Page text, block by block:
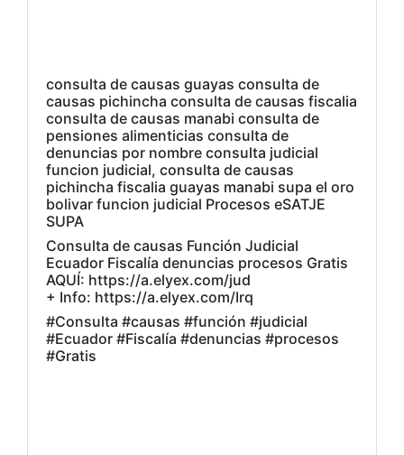
consulta de causas guayas consulta de
causas pichincha consulta de causas fiscalia
consulta de causas manabi consulta de
pensiones alimenticias consulta de
denuncias por nombre consulta judicial
funcion judicial, consulta de causas
pichincha fiscalia guayas manabi supa el oro
bolivar funcion judicial Procesos eSATJE
SUPA
Consulta de causas Función Judicial
Ecuador Fiscalía denuncias procesos Gratis
AQUÍ: https://a.elyex.com/jud
+ Info: https://a.elyex.com/Irq
#Consulta #causas #función #judicial
#Ecuador #Fiscalía #denuncias #procesos
#Gratis